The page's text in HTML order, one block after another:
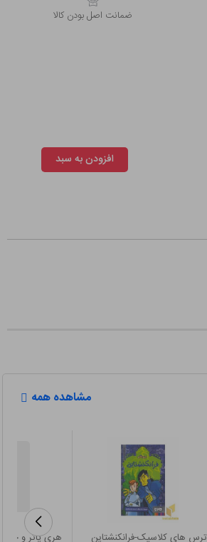
ﺿﻤﺎﻧﺖ اﺻﻞ ﺑﻮدن ﮐﺎﻟﺎ
افزودن به سبد
مشاهده همه
ترس های کلاسیک-فرانکنشتاین